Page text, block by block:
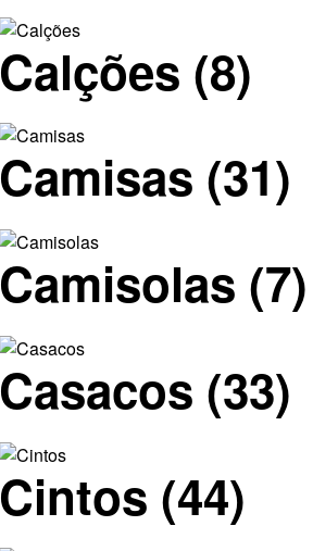
Calções (8)
Camisas (31)
Camisolas (7)
Casacos (33)
Cintos (44)